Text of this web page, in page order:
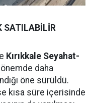
SATILABİLİR
Kırıkkale Seyahat-
daha
öne sürüldü.
kısa süre içerisinde